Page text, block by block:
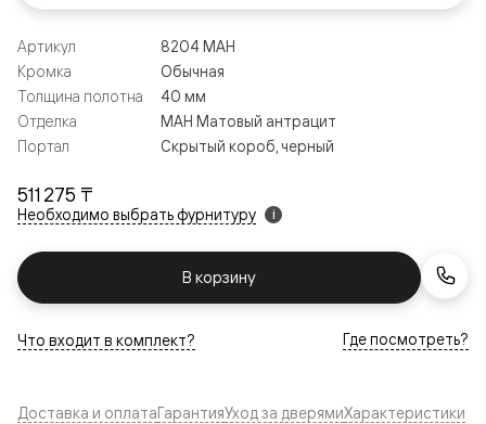
511 275 ₸
Необходимо выбрать фурнитуру i
В корзину
Артикул
8204 МАН
Кромка
Обычная
Толщина полотна
40 мм
Отделка
МАН Матовый антрацит
Портал
Скрытый короб, черный
Что входит в комплект? Где посмотреть?
Доставка и оплатаГарантияУход за дверямиХарактеристики